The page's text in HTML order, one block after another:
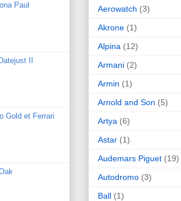
Paul
II
Gold et Ferrari
Aerowatch (3)
Akrone (1)
Alpina (12)
Armani (2)
Armin (1)
Arnold and Son (5)
Artya (6)
Astar (1)
Audemars Piguet (19)
Autodromo (3)
Ball (1)